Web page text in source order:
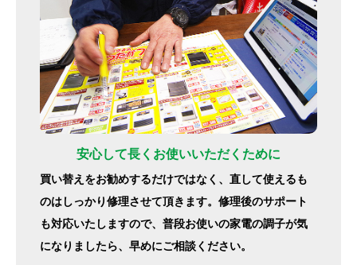
安心して長くお使いいただくために
買い替えをお勧めするだけではなく、直して使えるも
のはしっかり修理させて頂きます。修理後のサポート
も対応いたしますので、普段お使いの家電の調子が気
になりましたら、早めにご相談ください。